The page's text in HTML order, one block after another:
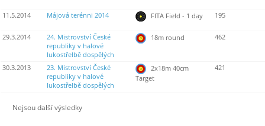
11.5.2014 Májová terénni 2014 FITA Field - 1 day 195
29.3.2014
24. Mistrovství České
republiky v halové
lukostřelbě dospělých
18m round 462
30.3.2013
23. Mistrovství České
republiky v halové
lukostřelbě dospělých
2x18m 40cm
Target
421
Nejsou další výsledky